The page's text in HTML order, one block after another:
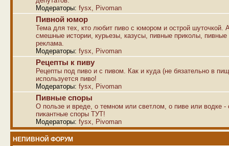
Модераторы: fysx Pivoman
Пивной юмор
Тема для тех, кто любит пиво с юмором и острой шуточкой.
смешные истории, курьезы, казусы, пивные приколы,
реклама.
Модераторы: fysx Pivoman
Рецепты к пиву
Рецепты под пиво и с пивом. Как и куда (не бязательно в
используется пиво!
Модераторы: fysx Pivoman
Пивные споры
О пользе и вреде, о темном или светлом, о пиве или водке -
пикантные споры ТУТ!
Модераторы: fysx Pivoman
НЕПИВНОЙ ФОРУМ